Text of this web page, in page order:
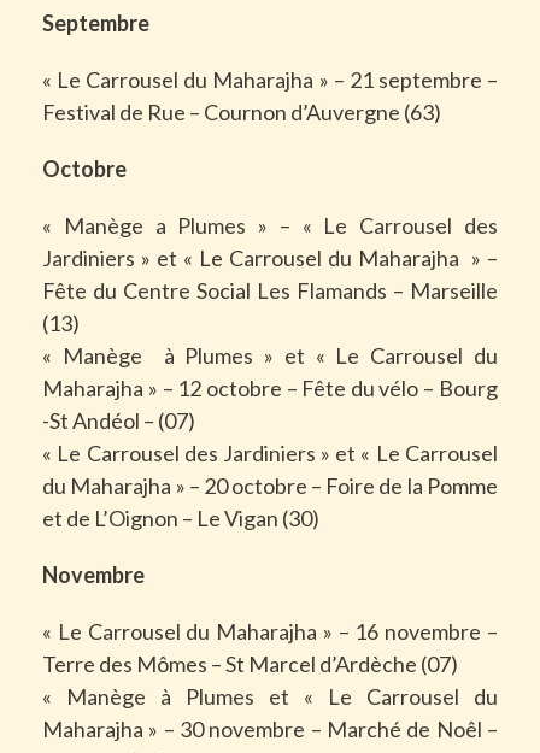
Septembre
« Le Carrousel du Maharajha » – 21 septembre –
Festival de Rue – Cournon d’Auvergne (63)
Octobre
« Manège a Plumes » – « Le Carrousel des
Jardiniers » et « Le Carrousel du Maharajha » –
Fête du Centre Social Les Flamands – Marseille
(13)
« Manège
à Plumes » et « Le Carrousel du
Maharajha » – 12 octobre – Fête du vélo – Bourg
-St Andéol – (07)
« Le Carrousel des Jardiniers » et « Le Carrousel
du Maharajha » – 20 octobre – Foire de la Pomme
et de L’Oignon – Le Vigan (30)
Novembre
« Le Carrousel du Maharajha » – 16 novembre –
Terre des Mômes – St Marcel d’Ardèche (07)
« Manège à Plumes et « Le Carrousel du
Maharajha » – 30 novembre – Marché de Noêl –